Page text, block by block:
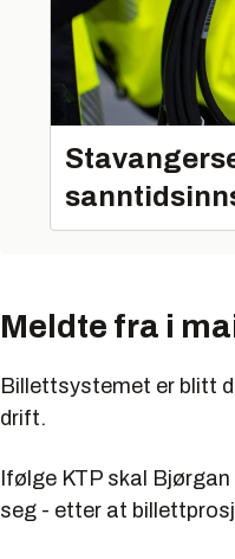
Meldte fra i
Billettsystemet er blitt
drift.
Ifølge KTP skal
seg - etter at